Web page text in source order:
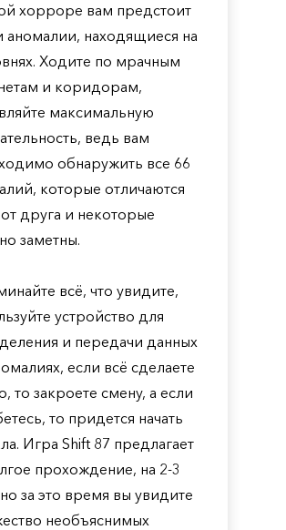
хорроре вам предстоит
аномалии, находящиеся на
Ходите по мрачным
и коридорам,
максимальную
ведь вам
обнаружить все 66
которые отличаются
друга и некоторые
заметны.
всё, что увидите,
устройство для
и передачи данных
если всё сделаете
то закроете смену, а если
то придется начать
Игра Shift 87 предлагает
прохождение, на 2-3
за это время вы увидите
необъяснимых